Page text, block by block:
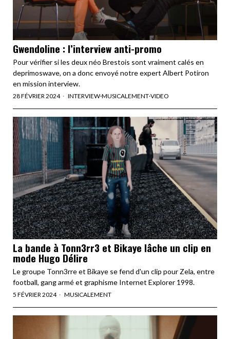
Gwendoline : l’interview anti-promo
Pour vérifier si les deux néo Brestois sont vraiment calés en
deprimoswave, on a donc envoyé notre expert Albert Potiron
en mission interview.
28 FÉVRIER 2024 INTERVIEW·MUSICALEMENT·VIDEO
La bande à Tonn3rr3 et Bikaye lâche un clip en
mode Hugo Délire
Le groupe Tonn3rre et Bikaye se fend d'un clip pour Zela, entre
football, gang armé et graphisme Internet Explorer 1998.
5 FÉVRIER 2024 MUSICALEMENT